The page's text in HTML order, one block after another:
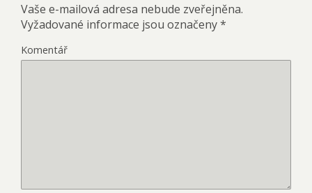
Vaše e-mailová adresa nebude zveřejněna.
Vyžadované informace jsou označeny*
Komentář